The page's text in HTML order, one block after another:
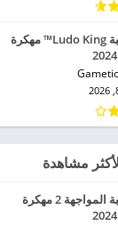
تحميل لعبة Ludo King™ مهكرة
مشاهدة
تحميل لعبة المواجهة 2 مهكرة